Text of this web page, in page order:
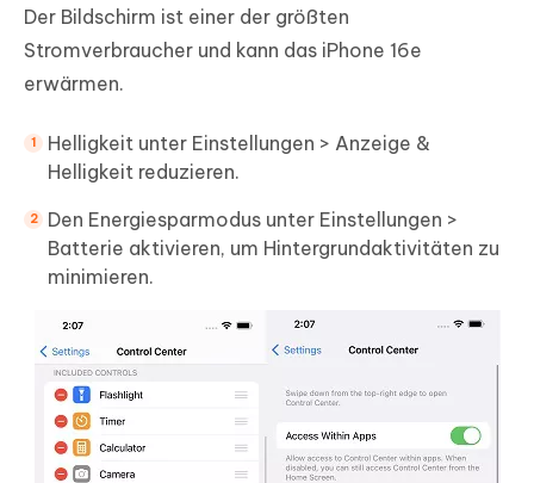
Der Bildschirm ist einer der größten
Stromverbraucher und kann das iPhone 16e
erwärmen.
Helligkeit unter Einstellungen > Anzeige &
Helligkeit reduzieren.
Den Energiesparmodus unter Einstellungen >
Batterie aktivieren, um Hintergrundaktivitäten zu
minimieren.